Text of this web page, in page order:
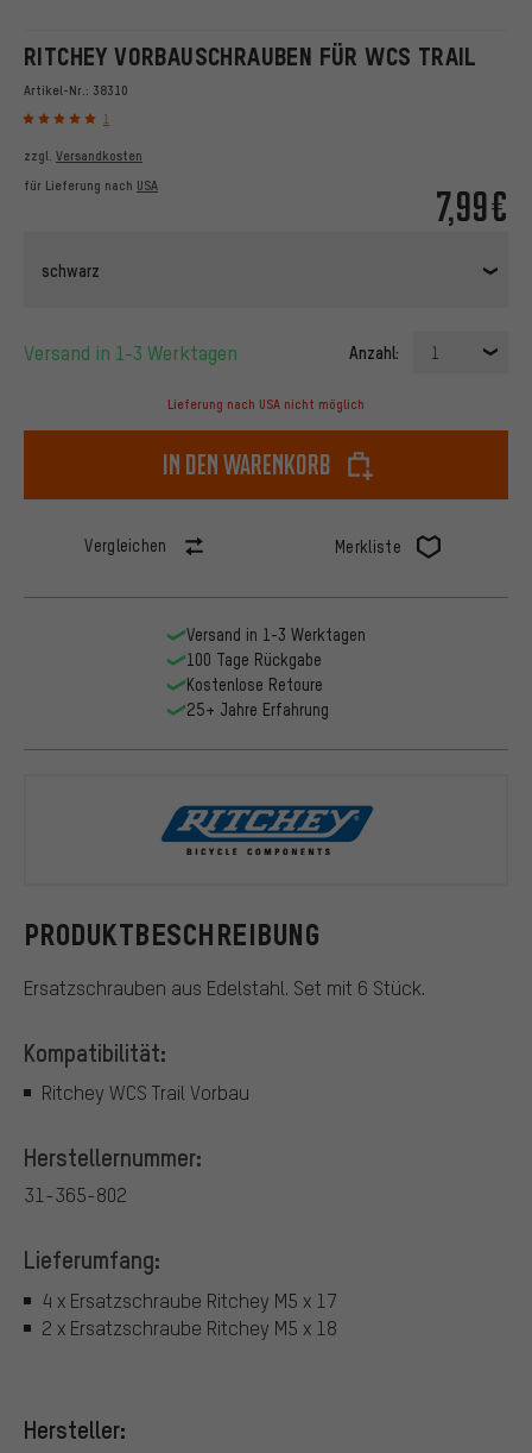
RITCHEY VORBAUSCHRAUBEN FÜR WCS TRAIL
Artikel-Nr.: 38310
1
7,99€
zzgl. Versandkosten
für Lieferung nach USA
schwarz
Versand in 1-3 Werktagen Anzahl: 1
Lieferung nach USA nicht möglich
In den Warenkorb
Vergleichen Merkliste
PRODUKTBESCHREIBUNG
Ersatzschrauben aus Edelstahl. Set mit 6 Stück.
Kompatibilität:
Ritchey WCS Trail Vorbau
Herstellernummer:
31-365-802
Lieferumfang:
4 x Ersatzschraube Ritchey M5 x 17
2 x Ersatzschraube Ritchey M5 x 18
Hersteller:
Versand in 1-3 Werktagen
100 Tage Rückgabe
Kostenlose Retoure
25+ Jahre Erfahrung